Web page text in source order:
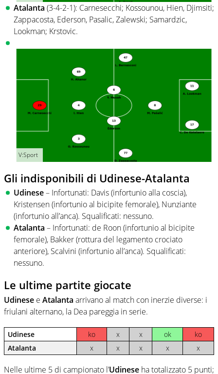
Atalanta (3-4-2-1): Carnesecchi; Kossounou, Hien, Djimsiti;
Zappacosta, Ederson, Pasalic, Zalewski; Samardzic,
Lookman; Krstovic.
V:Sport
Gli indisponibili di Udinese-Atalanta
Udinese– Infortunati: Davis (infortunio alla coscia),
Kristensen (infortunio al bicipite femorale), Nunziante
(infortunio all’anca). Squalificati: nessuno.
Atalanta – Infortunati: de Roon (infortunio al bicipite
femorale), Bakker (rottura del legamento crociato
anteriore), Scalvini (infortunio all’anca). Squalificati:
nessuno.
Le ultime partite giocate
Udinese e Atalanta arrivano al match con inerzie diverse: i
friulani alternano, la Dea pareggia in serie.
Udinese ko x x ok
ko
Atalanta
x x x x x
Nelle ultime 5 di campionato l’Udinese ha totalizzato 5 punti;